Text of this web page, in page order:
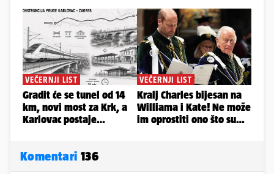
Komentari 136